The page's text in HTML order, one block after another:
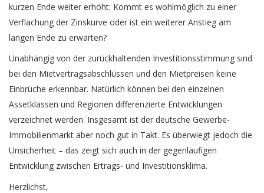
kurzen Ende weiter erhöht: Kommt es wohlmöglich zu einer
Verflachung der Zinskurve oder ist ein weiterer Anstieg am
langen Ende zu erwarten?
Unabhängig von der zurückhaltenden Investitionsstimmung sind
bei den Mietvertragsabschlüssen und den Mietpreisen keine
Einbrüche erkennbar. Natürlich können bei den einzelnen
Assetklassen und Regionen differenzierte Entwicklungen
verzeichnet werden. Insgesamt ist der deutsche Gewerbe-
Immobilienmarkt aber noch gut in Takt. Es überwiegt jedoch die
Unsicherheit – das zeigt sich auch in der gegenläufigen
Entwicklung zwischen Ertrags- und Investitionsklima.
Herzlichst,